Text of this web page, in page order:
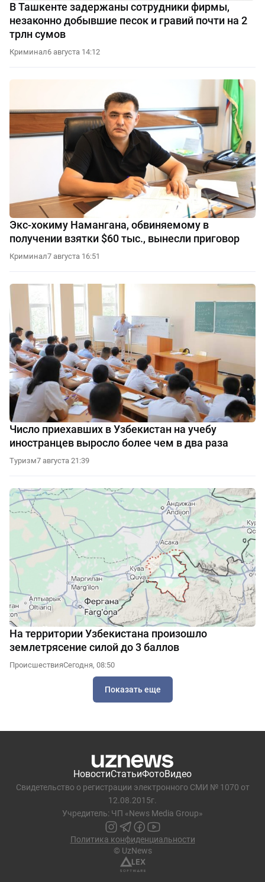
В Ташкенте задержаны сотрудники фирмы,
незаконно добывшие песок и гравий почти на 2
трлн сумов
Криминал6 августа 14:12
Экс-хокиму Намангана, обвиняемому в
получении взятки $60 тыс., вынесли приговор
Криминал7 августа 16:51
Число приехавших в Узбекистан на учебу
иностранцев выросло более чем в два раза
Туризм7 августа 21:39
На территории Узбекистана произошло
землетрясение силой до 3 баллов
ПроисшествияСегодня, 08:50
Показать еще
НовостиСтатьиФотоВидео
Свидетельство о регистрации электронного СМИ № 1070 от
12.08.2015г.
Учредитель: ЧП «News Media Group»
Политика конфиденциальности
© UzNews